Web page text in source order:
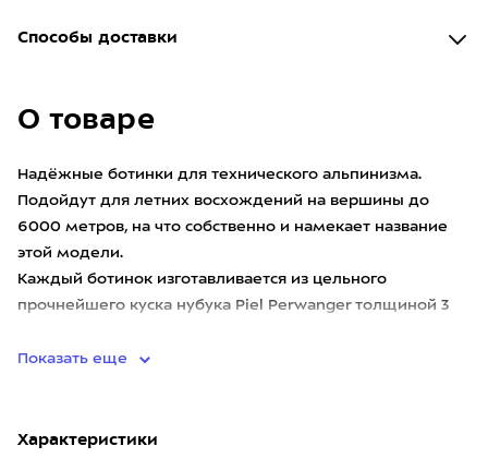
Способы доставки
О товаре
Надёжные ботинки для технического альпинизма.
Подойдут для летних восхождений на вершины до
6000 метров, на что собственно и намекает название
этой модели.
Каждый ботинок изготавливается из цельного
прочнейшего куска нубука Piel Perwanger толщиной 3
Показать еще
Характеристики